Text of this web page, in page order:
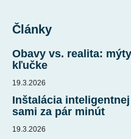
Články
Obavy vs. realita:
kľučke
19.3.2026
Inštalácia
sami za pár minút
19.3.2026